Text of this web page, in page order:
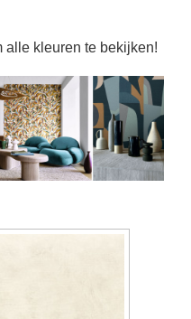
alle kleuren te bekijken!